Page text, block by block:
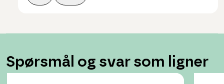
Spørsmål og svar som ligner